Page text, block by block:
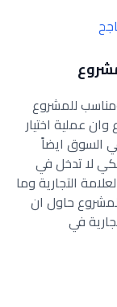
للمشروع
عملية اختيار
السوق ايضاً
لا تدخل في
التجارية وما
حاول ان
في